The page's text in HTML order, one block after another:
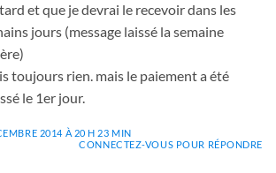
et que je devrai le recevoir dans les
jours (message laissé la semaine
toujours rien. mais le paiement a été
le 1er jour.
2014 À 20 H 23 MIN
CONNECTEZ-VOUS POUR RÉPONDRE